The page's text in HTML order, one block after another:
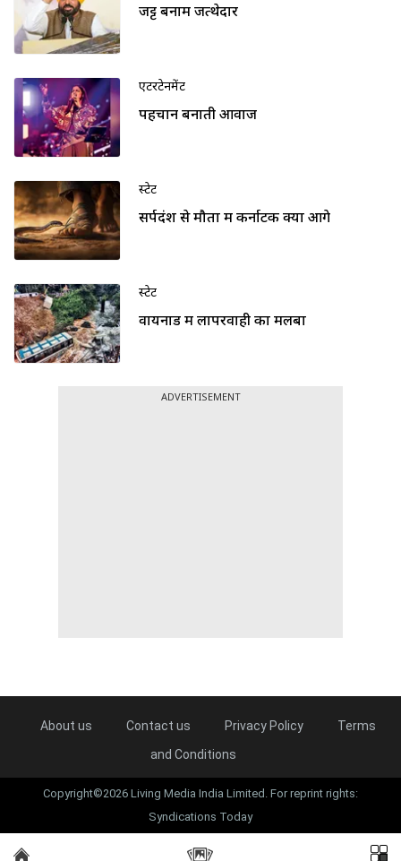
जट्ट बनाम जत्थेदार
एंटरटेनमेंट
पहचान बनाती आवाज
स्टेट
सर्पदंश से मौतों में कर्नाटक क्यों आगे
स्टेट
वायनाड में लापरवाही का मलबा
ADVERTISEMENT
About us Contact us Privacy Policy
Terms
and Conditions
Copyright©2026 Living Media India Limited. For reprint rights:
Syndications Today